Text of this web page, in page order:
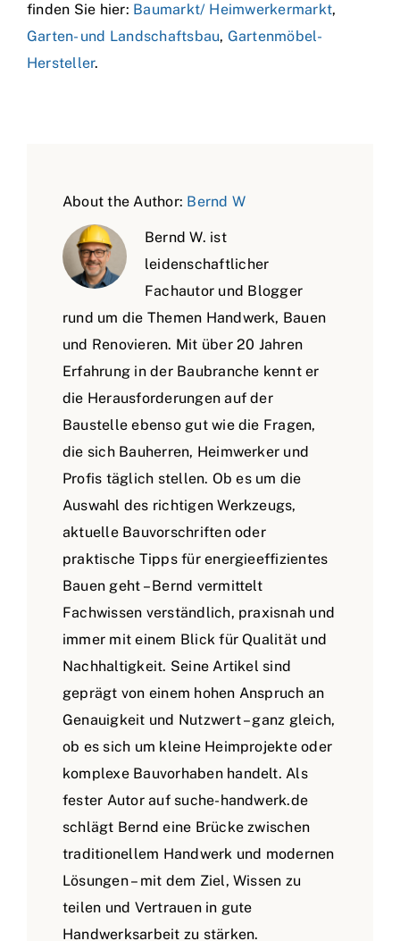
finden Sie hier: Baumarkt/ Heimwerkermarkt,
Garten- und Landschaftsbau, Gartenmöbel-
Hersteller.
About the Author: Bernd W
Bernd W. ist
leidenschaftlicher
Fachautor und Blogger
rund um die Themen Handwerk, Bauen
und Renovieren. Mit über 20 Jahren
Erfahrung in der Baubranche kennt er
die Herausforderungen auf der
Baustelle ebenso gut wie die Fragen,
die sich Bauherren, Heimwerker und
Profis täglich stellen. Ob es um die
Auswahl des richtigen Werkzeugs,
aktuelle Bauvorschriften oder
praktische Tipps für energieeffizientes
Bauen geht – Bernd vermittelt
Fachwissen verständlich, praxisnah und
immer mit einem Blick für Qualität und
Nachhaltigkeit. Seine Artikel sind
geprägt von einem hohen Anspruch an
Genauigkeit und Nutzwert – ganz gleich,
ob es sich um kleine Heimprojekte oder
komplexe Bauvorhaben handelt. Als
fester Autor auf suche-handwerk.de
schlägt Bernd eine Brücke zwischen
traditionellem Handwerk und modernen
Lösungen – mit dem Ziel, Wissen zu
teilen und Vertrauen in gute
Handwerksarbeit zu stärken.